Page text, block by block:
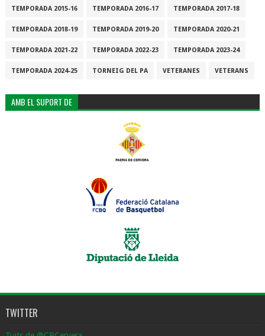
TEMPORADA 2015-16 TEMPORADA 2016-17 TEMPORADA 2017-18
TEMPORADA 2018-19 TEMPORADA 2019-20 TEMPORADA 2020-21
TEMPORADA 2021-22 TEMPORADA 2022-23 TEMPORADA 2023-24
TEMPORADA 2024-25 TORNEIG DEL PA VETERANES VETERANS
AMB EL SUPORT DE
TWITTER